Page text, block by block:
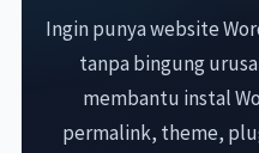
Ingin punya website
tanpa bingung
membantu instal
permalink, theme,